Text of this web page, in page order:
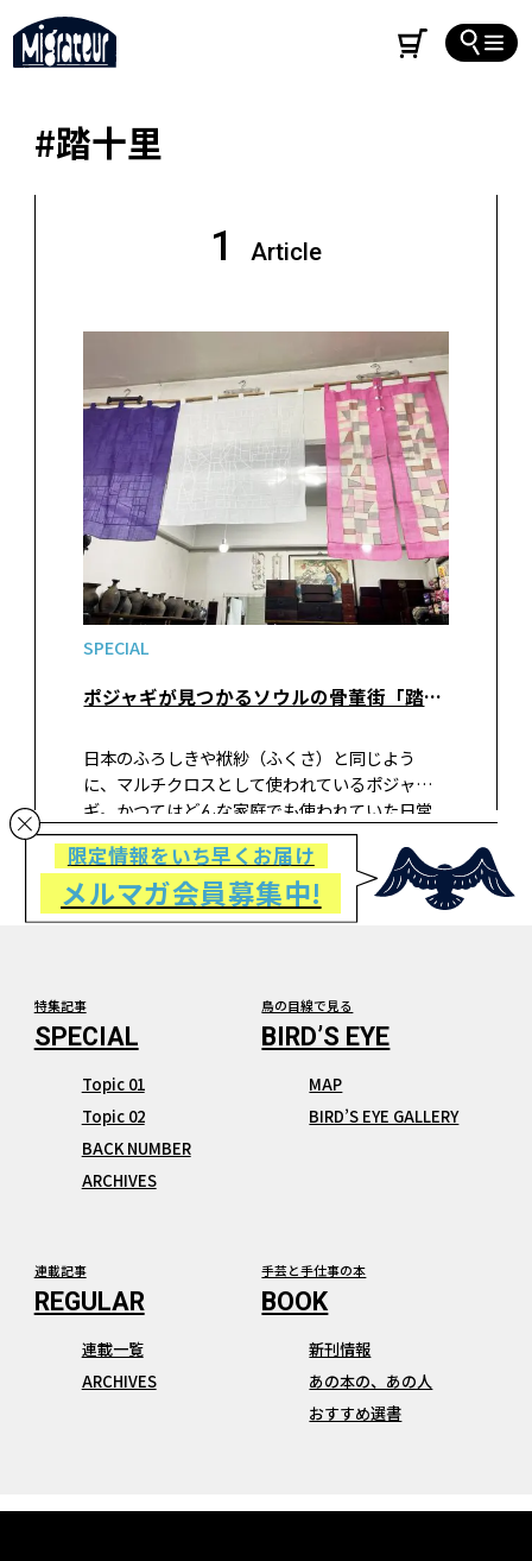
#踏十里
1 Article
SPECIAL
ポジャギが見つかるソウルの骨董街「踏十里（タプシムニ）古美術商街」
日本のふろしきや袱紗（ふくさ）と同じよう
に、マルチクロスとして使われているポジャ
ギ。かつてはどんな家庭でも使われていた日常
の布でしたが、その美しさから工芸品としても
高く評価され、最近は韓国でもなかなか入手す
るのが難しいのだとか。ソウル工芸博物館でポ
ジャギを見た後に訪れたい、韓国・ソウルの骨
限定情報をいち早くお届け
メルマガ会員募集中!
特集記事
Topic 01
Topic 02
BACK NUMBER
ARCHIVES
鳥の目線で見る
MAP
BIRD’S EYE GALLERY
連載記事
連載一覧
ARCHIVES
手芸と手仕事の本
新刊情報
あの本の、あの人
おすすめ選書